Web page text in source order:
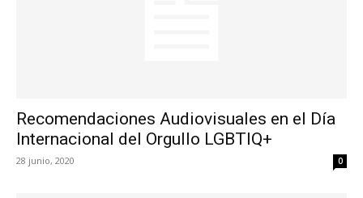
Recomendaciones Audiovisuales en el Día
Internacional del Orgullo LGBTIQ+
28 junio, 2020 0